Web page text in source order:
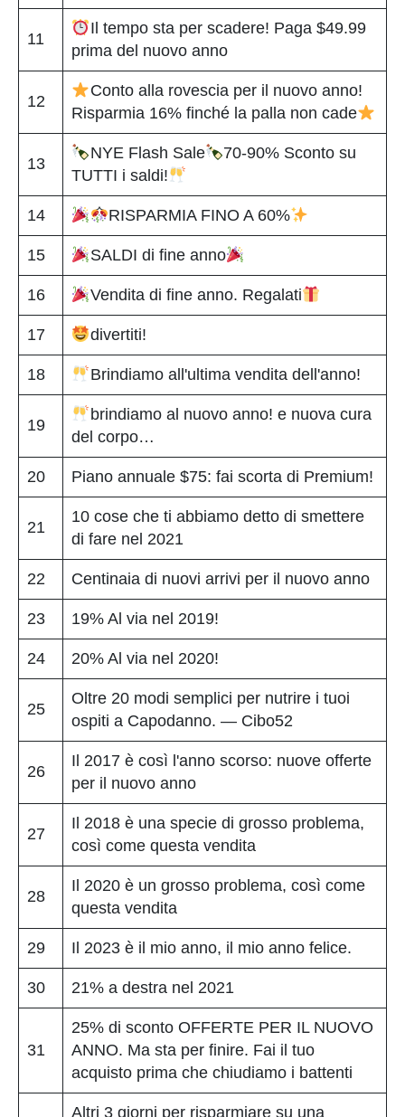
11
Il tempo sta per scadere! Paga $49.99
prima del nuovo anno
12
Conto alla rovescia per il nuovo anno!
Risparmia 16% finché la palla non cade
13
NYE Flash Sale
70-90% Sconto su
TUTTI i saldi!
14 RISPARMIA FINO A 60%
15 SALDI di fine anno
16 Vendita di fine anno. Regalati
17 divertiti!
18 Brindiamo all'ultima vendita dell'anno!
19
brindiamo al nuovo anno! e nuova cura
del corpo…
20 Piano annuale $75: fai scorta di Premium!
21
10 cose che ti abbiamo detto di smettere
di fare nel 2021
22 Centinaia di nuovi arrivi per il nuovo anno
23 19% Al via nel 2019!
24 20% Al via nel 2020!
25
Oltre 20 modi semplici per nutrire i tuoi
ospiti a Capodanno. — Cibo52
26
Il 2017 è così l'anno scorso: nuove offerte
per il nuovo anno
27
Il 2018 è una specie di grosso problema,
così come questa vendita
28
Il 2020 è un grosso problema, così come
questa vendita
29 Il 2023 è il mio anno, il mio anno felice.
30 21% a destra nel 2021
31
25% di sconto OFFERTE PER IL NUOVO
ANNO. Ma sta per finire. Fai il tuo
acquisto prima che chiudiamo i battenti
Altri 3 giorni per risparmiare su una